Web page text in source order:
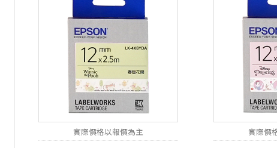
實際價格以報價為主 實際價